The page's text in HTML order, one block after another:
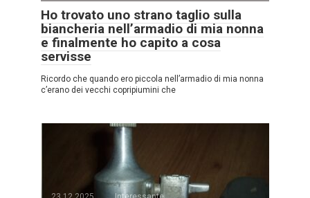
Ho trovato uno strano taglio sulla
biancheria nell’armadio di mia nonna
e finalmente ho capito a cosa
servisse
Ricordo che quando ero piccola nell’armadio di mia nonna
c’erano dei vecchi copripiumini che